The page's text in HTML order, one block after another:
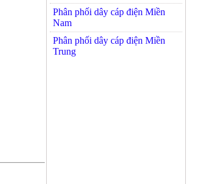
Phân phối dây cáp điện Miền
Nam
Phân phối dây cáp điện Miền
Trung